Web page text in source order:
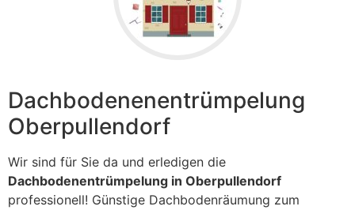
Dachbodenenentrümpelung
Oberpullendorf
Wir sind für Sie da und erledigen die
Dachbodenentrümpelung in Oberpullendorf
professionell! Günstige Dachbodenräumung zum